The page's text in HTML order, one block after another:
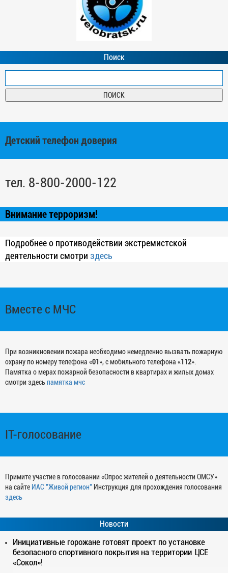
Поиск
Детский телефон доверия
тел. 8-800-2000-122
Внимание терроризм!
Подробнее о противодействии экстремистской
деятельности смотри здесь
Вместе с МЧС
При возникновении пожара необходимо немедленно вызвать пожарную
охрану по номеру телефона «01 », с мобильного телефона «112».
Памятка о мерах пожарной безопасности в квартирах и жилых домах
смотри здесьпамятка мчс
IT-голосование
Примите участие в голосовании «Опрос жителей о деятельности ОМСУ»
на сайте ИАС "Живой регион" Инструкция для прохождения голосования
здесь
Новости
Инициативные горожане готовят проект по установке
безопасного спортивного покрытия на территории ЦСЕ
«Сокол»!